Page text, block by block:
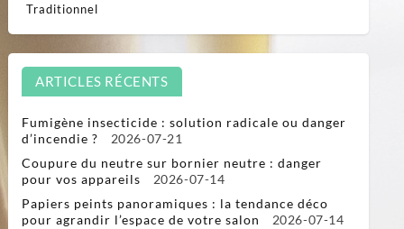
Traditionnel
ARTICLES RÉCENTS
Fumigène insecticide : solution radicale ou danger
d’incendie ?
2026-07-21
Coupure du neutre sur bornier neutre : danger
pour vos appareils
2026-07-14
Papiers peints panoramiques : la tendance déco
pour agrandir l’espace de votre salon
2026-07-14